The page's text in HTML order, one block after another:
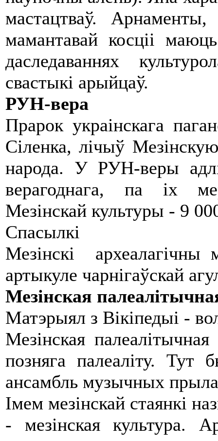
мастацтваў.
мамантавай косціі
даследаваннях
свастыкі арыйцаў.
РУН-вера
Прарок украінскага
Сіленка, лічыў
народа. У РУН-веры
верагоднага, па іх
Мезінскай культуры - 9
Спасылкі
Мезінскі
артыкуле чарнігаўскай
Мезінская
Матэрыял з Вікіпедыі -
Мезінская
позняга палеаліту.
ансамбль музычных
Імем мезінскай стаянкі
- мезінская культура.